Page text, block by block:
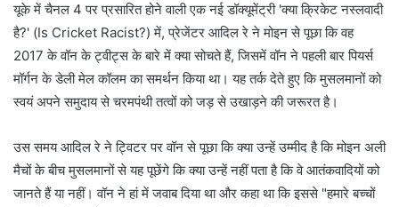
यूके में चैनल 4 पर प्रसारित होने वाली एक नई डॉक्यूमेंट्री 'क्या क्रिकेट नस्लवादी
है?' (Is Cricket Racist?) में, प्रेजेंटर आदिल रे ने मोइन से पूछा कि वह
2017 के वॉन के ट्वीट्स के बारे में क्या सोचते हैं, जिसमें वॉन ने पहली बार पियर्स
मॉर्गन के डेली मेल कॉलम का समर्थन किया था। यह तर्क देते हुए कि मुसलमानों को
स्वयं अपने समुदाय से चरमपंथी तत्वों को जड़ से उखाड़ने की जरूरत है।
उस समय आदिल रे ने ट्विटर पर वॉन से पूछा कि क्या उन्हें उम्मीद है कि मोइन अली
मैचों के बीच मुसलमानों से यह पूछेंगे कि क्या उन्हें नहीं पता है कि वे आतंकवादियों को
जानते हैं या नहीं। वॉन ने हां में जवाब दिया था और कहा था कि इससे "हमारे बच्चों